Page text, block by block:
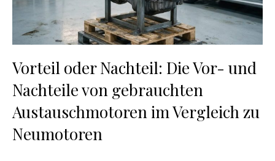
Vorteil oder Nachteil: Die Vor- und
Nachteile von gebrauchten
Austauschmotoren im Vergleich zu
Neumotoren